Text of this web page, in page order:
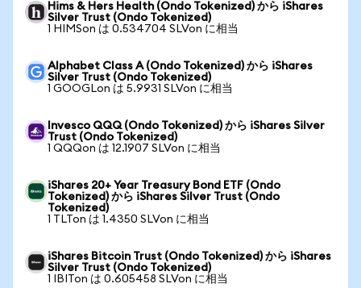
Hims & Hers Health (Ondo Tokenized) から iShares
Silver Trust (Ondo Tokenized)
1 HIMSon は 0.534704 SLVon に相当
Alphabet Class A (Ondo Tokenized) から iShares
Silver Trust (Ondo Tokenized)
1 GOOGLon は 5.9931 SLVon に相当
Invesco QQQ (Ondo Tokenized) から iShares Silver
Trust (Ondo Tokenized)
1 QQQon は 12.1907 SLVon に相当
iShares 20+ Year Treasury Bond ETF (Ondo
Tokenized) から iShares Silver Trust (Ondo
Tokenized)
1 TLTon は 1.4350 SLVon に相当
iShares Bitcoin Trust (Ondo Tokenized) から iShares
Silver Trust (Ondo Tokenized)
1 IBITon は 0.605458 SLVon に相当